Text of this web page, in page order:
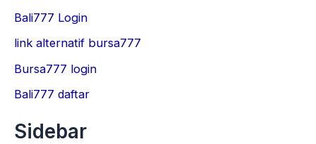
Bali777 Login
link alternatif bursa777
Bursa777 login
Bali777 daftar
Sidebar